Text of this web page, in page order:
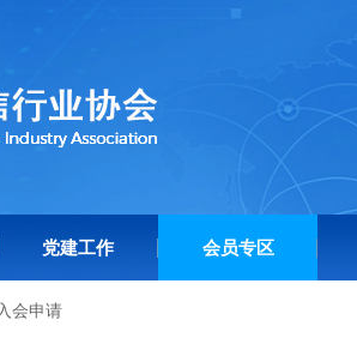
党建工作 会员专区
入会申请